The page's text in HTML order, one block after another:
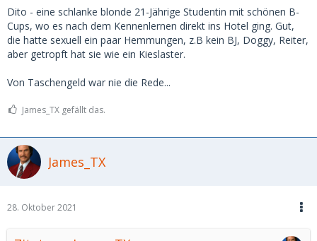
Dito - eine schlanke blonde 21-Jährige Studentin mit schönen B-
Cups, wo es nach dem Kennenlernen direkt ins Hotel ging. Gut,
die hatte sexuell ein paar Hemmungen, z.B kein BJ, Doggy, Reiter,
aber getropft hat sie wie ein Kieslaster.
Von Taschengeld war nie die Rede...
James_TX gefällt das.
James_TX
28. Oktober 2021